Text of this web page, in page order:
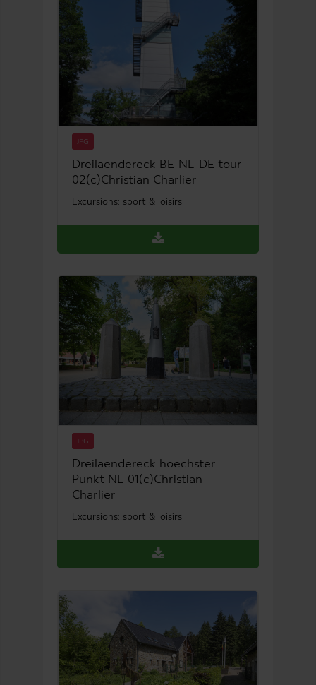
JPG
Dreilaendereck BE-NL-DE tour
02(c)Christian Charlier
Excursions: sport & loisirs
JPG
Dreilaendereck hoechster
Punkt NL 01(c)Christian
Charlier
Excursions: sport & loisirs